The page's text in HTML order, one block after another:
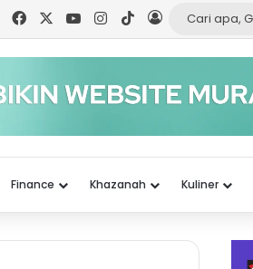
FacebookYouTubeInstagram
TikTokLog In
Finance Khazanah Kuliner